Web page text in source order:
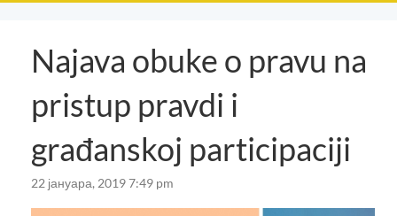
Najava obuke o pravu na
pristup pravdi i
građanskoj participaciji
22 јануара, 2019 7:49 pm